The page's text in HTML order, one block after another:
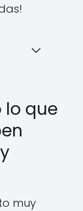
lo que
muy